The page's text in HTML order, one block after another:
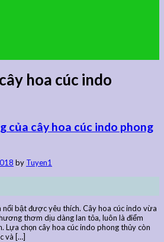
cây hoa cúc indo
của cây hoa cúc indo phong
by Tuyen1
nổi bật được yêu thích. Cây hoa cúc indo vừa
thơm dịu dàng lan tỏa, luôn là điểm
Lựa chọn cây hoa cúc indo phong thủy còn
và […]